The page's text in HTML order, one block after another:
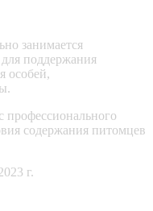
занимается
поддержания
особей,
содержания питомцев
г.